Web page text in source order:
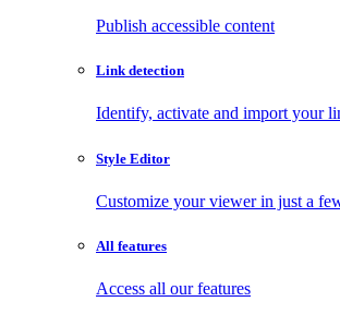
Publish accessible content
Link detection
Identify, activate and import your
Style Editor
Customize your viewer in just a
All features
Access all our features